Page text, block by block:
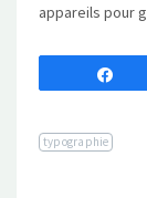
appareils pour
typographie